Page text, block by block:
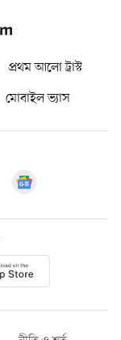
প্রথম আলো ট্রাস্ট
মোবাইল ভ্যাস